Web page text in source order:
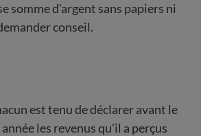
somme d'argent sans papiers ni
conseil.
est tenu de déclarer avant le
les revenus qu'il a perçus